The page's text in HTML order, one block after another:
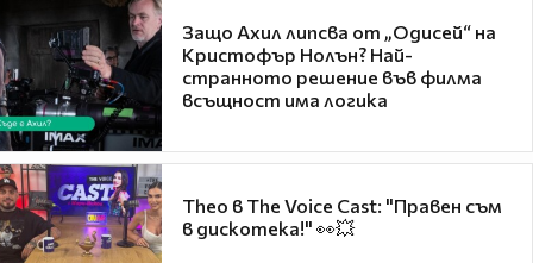
Защо Ахил липсва от „Одисей“ на
Кристофър Нолън? Най-
странното решение във филма
всъщност има логика
Theo в The Voice Cast: "Правен съм
в дискотека!" 👀💥